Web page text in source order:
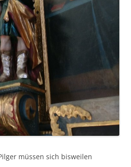
müssen sich bisweilen